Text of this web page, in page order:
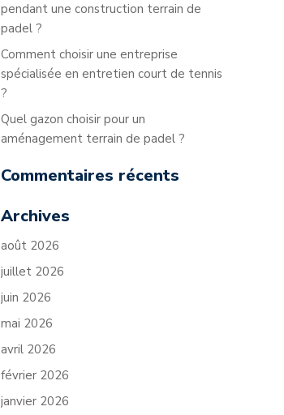
pendant une construction terrain de
padel ?
Comment choisir une entreprise
spécialisée en entretien court de tennis
?
Quel gazon choisir pour un
aménagement terrain de padel ?
Commentaires récents
Archives
août 2026
juillet 2026
juin 2026
mai 2026
avril 2026
février 2026
janvier 2026